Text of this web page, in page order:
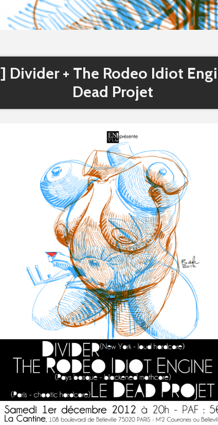
Divider + The Rodeo Idiot
Dead Projet